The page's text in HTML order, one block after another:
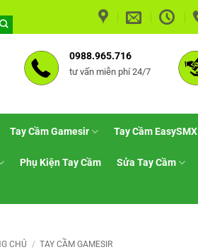
0988.965.716
tư vấn miễn phí 24/7
Tay Cầm Gamesir Tay Cầm EasySMX
Phụ Kiện Tay Cầm Sửa Tay Cầm
CHỦ / TAY CẦM GAMESIR